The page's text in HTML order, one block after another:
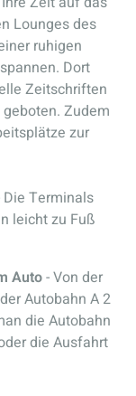
Lounges des
ruhigen
Dort
Zeitschriften
Zudem
zur
Terminals
leicht zu Fuß
Auto- Von der
Autobahn A 2
die Autobahn
die Ausfahrt